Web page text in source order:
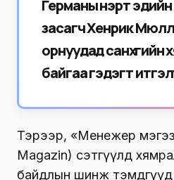
Германы нэрт эдийн
засагч Хенрик
орнуудад
байгаа гэдэгт
Тэрээр, «Менежер
Magazin) сэтгүүлд
байдлын шинж тэмдгүүд